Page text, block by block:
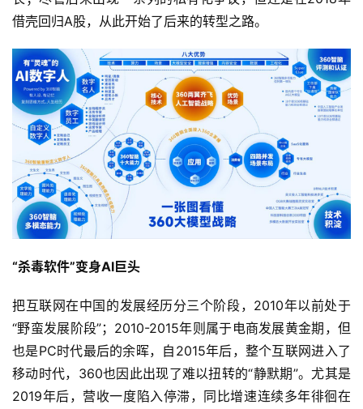
快
讯
公
司
时
尚
技
借壳回归A股，从此开始了后来的转型之路。
“杀毒软件”变身AI巨头
把互联网在中国的发展经历分三个阶段，2010年以前处于
“野蛮发展阶段”；2010-2015年则属于电商发展黄金期，但
也是PC时代最后的余晖，自2015年后，整个互联网进入了
移动时代，360也因此出现了难以扭转的“静默期”。尤其是
2019年后，营收一度陷入停滞，同比增速连续多年徘徊在